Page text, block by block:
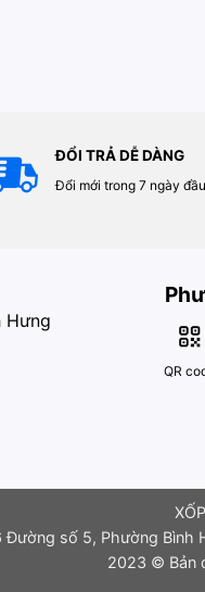
ĐỔI TRẢ DỄ DÀNG
Đổi mới trong 7 ngày đầu
Hưng
QR
Đường số 5, Phường Bình
2023 © Bản